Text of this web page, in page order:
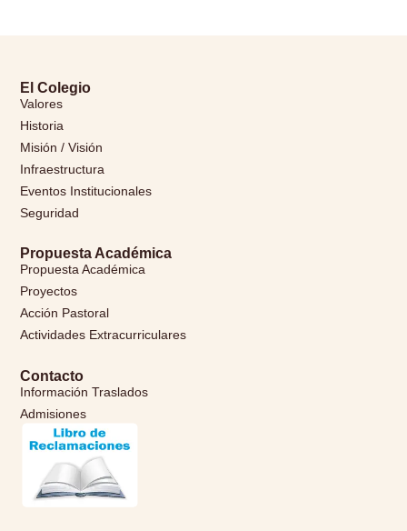
El Colegio
Valores
Historia
Misión / Visión
Infraestructura
Eventos Institucionales
Seguridad
Propuesta Académica
Propuesta Académica
Proyectos
Acción Pastoral
Actividades Extracurriculares
Contacto
Información Traslados
Admisiones